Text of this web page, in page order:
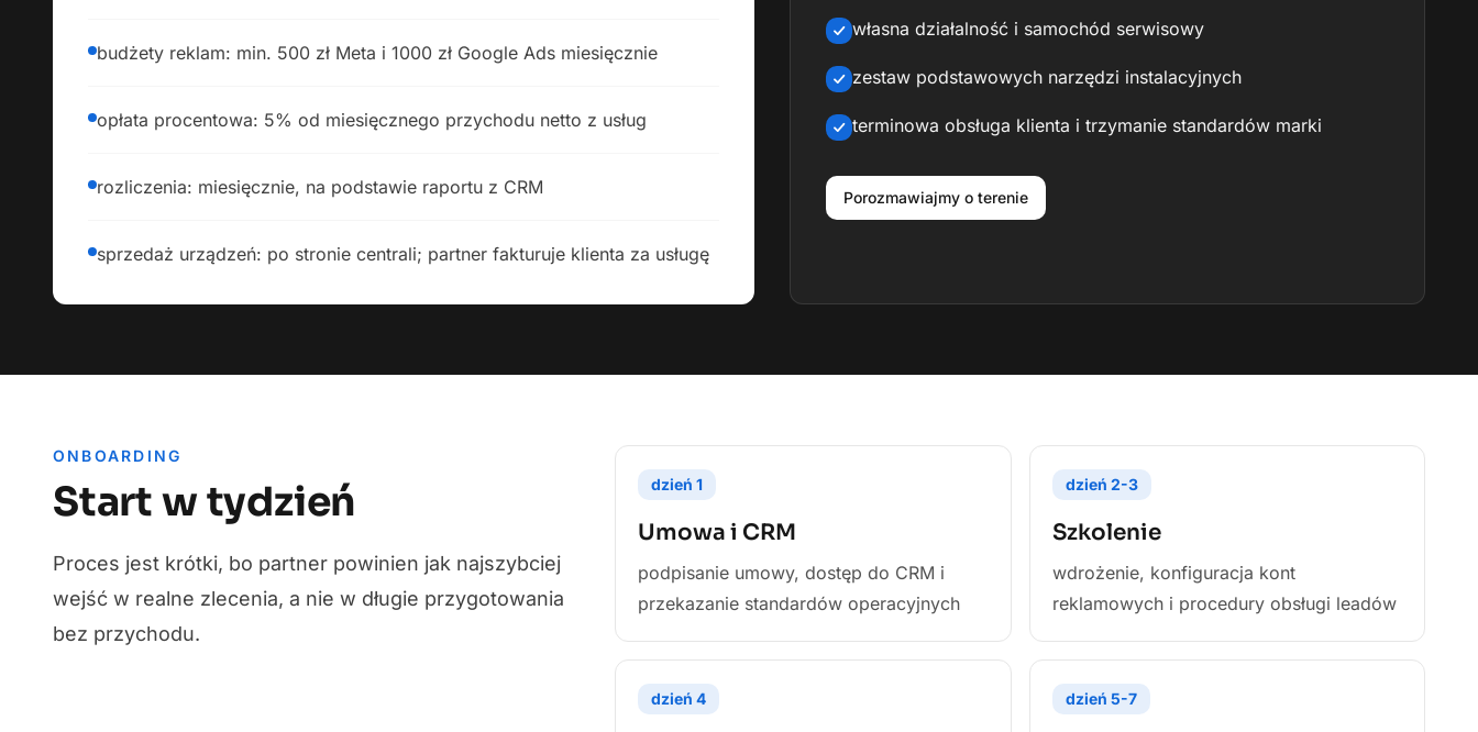
budżety reklam: min. 500 zł Meta i 1000 zł Google Ads miesięcznie
opłata procentowa: 5% od miesięcznego przychodu netto z usług
rozliczenia: miesięcznie, na podstawie raportu z CRM
sprzedaż urządzeń: po stronie centrali; partner fakturuje klienta za usługę
własna działalność i samochód serwisowy
zestaw podstawowych narzędzi instalacyjnych
terminowa obsługa klienta i trzymanie standardów marki
Porozmawiajmy o terenie
ONBOARDING
Start w tydzień
Proces jest krótki, bo partner powinien jak najszybciej
wejść w realne zlecenia, a nie w długie przygotowania
bez przychodu.
dzień1
Umowa i CRM
podpisanie umowy, dostęp do CRM i
przekazanie standardów operacyjnych
dzień 2-3
Szkolenie
wdrożenie, konfiguracja kont
reklamowych i procedury obsługi leadów
dzień4 dzień 5-7